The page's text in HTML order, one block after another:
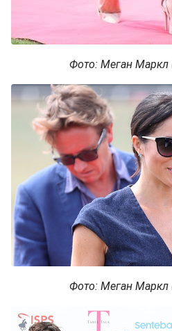
Фото: Меган Маркл
Фото: Меган Маркл